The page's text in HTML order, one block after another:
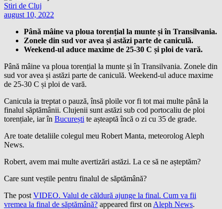
Stiri de Cluj
august 10, 2022
Până mâine va ploua torențial la munte și în Transilvania.
Zonele din sud vor avea și astăzi parte de caniculă.
Weekend-ul aduce maxime de 25-30 C și ploi de vară.
Până mâine va ploua torențial la munte și în Transilvania. Zonele din
sud vor avea și astăzi parte de caniculă. Weekend-ul aduce maxime
de 25-30 C și ploi de vară.
Canicula ia treptat o pauză, însă ploile vor fi tot mai multe până la
finalul săptămânii. Clujenii sunt astăzi sub cod portocaliu de ploi
torențiale, iar în București te așteaptă încă o zi cu 35 de grade.
Are toate detaliile colegul meu Robert Manta, meteorolog Aleph
News.
Robert, avem mai multe avertizări astăzi. La ce să ne așteptăm?
Care sunt veștile pentru finalul de săptămână?
The post VIDEO. Valul de căldură ajunge la final. Cum va fii
vremea la final de săptămână? appeared first on Aleph News.